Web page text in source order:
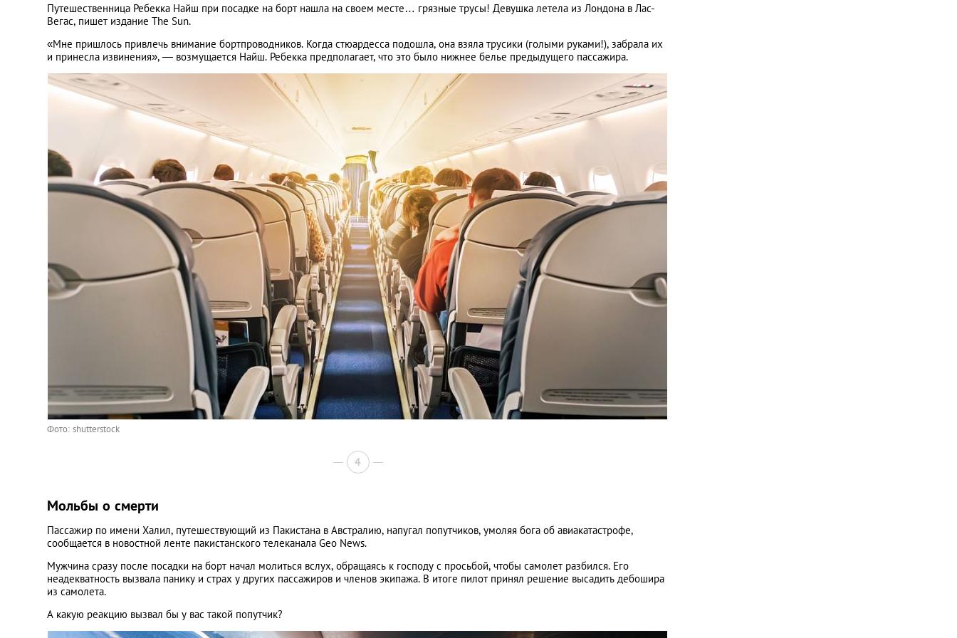
Путешественница Ребекка Найш при посадке на борт нашла на своем месте… грязные трусы! Девушка летела из Лондона в Лас-
Вегас, пишет издание The Sun.
«Мне пришлось привлечь внимание бортпроводников. Когда стюардесса подошла, она взяла трусики (голыми руками!), забрала их
и принесла извинения», — возмущается Найш. Ребекка предполагает, что это было нижнее белье предыдущего пассажира.
Фото: shutterstock
4
Мольбы о смерти
Пассажир по имени Халил, путешествующий из Пакистана в Австралию, напугал попутчиков, умоляя бога об авиакатастрофе,
сообщается в новостной ленте пакистанского телеканала Geo News.
Мужчина сразу после посадки на борт начал молиться вслух, обращаясь к господу с просьбой, чтобы самолет разбился. Его
неадекватность вызвала панику и страх у других пассажиров и членов экипажа. В итоге пилот принял решение высадить дебошира
из самолета.
А какую реакцию вызвал бы у вас такой попутчик?